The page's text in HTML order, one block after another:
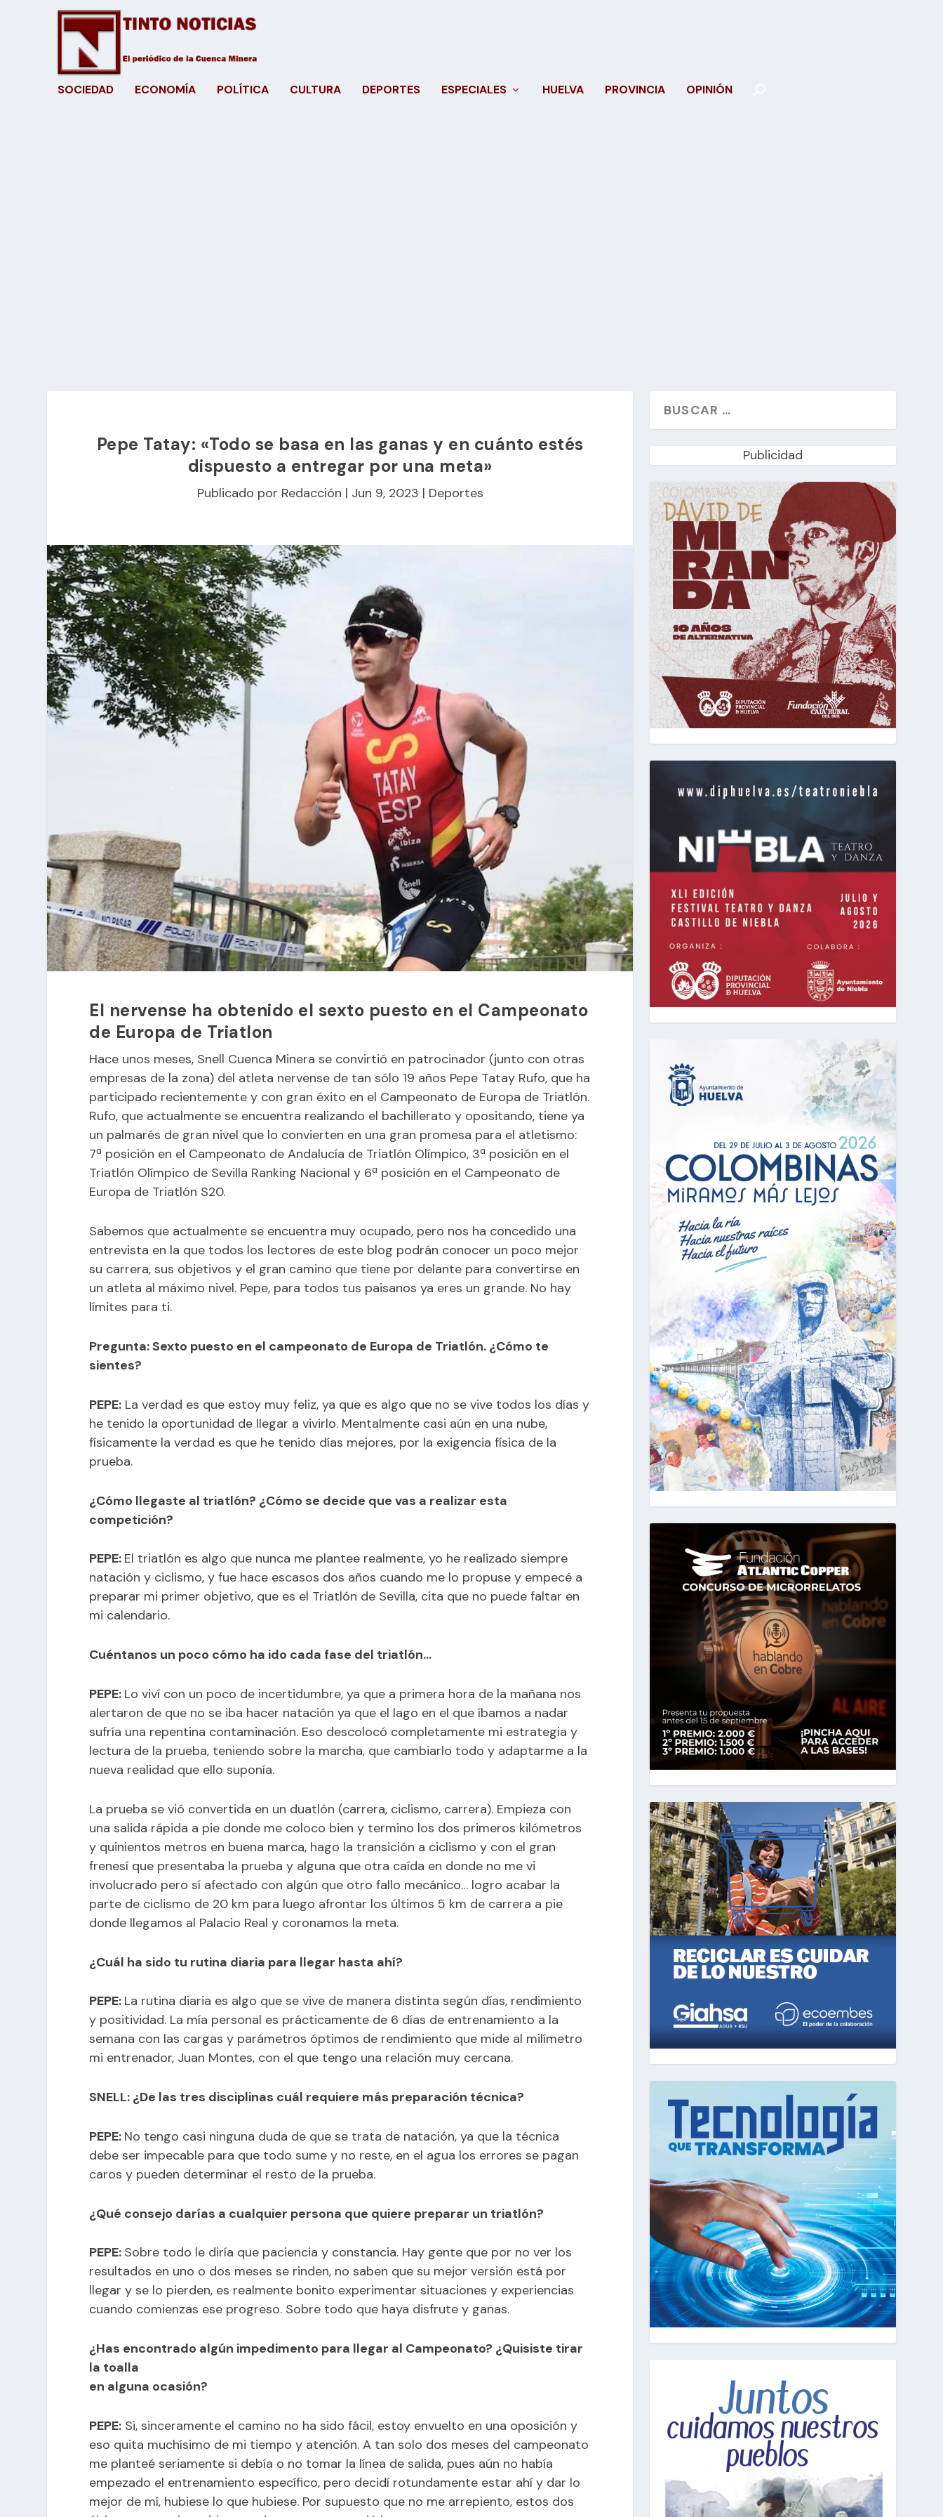
SOCIEDAD ECONOMÍA POLÍTICA CULTURA DEPORTES ESPECIALES HUELVA PROVINCIA OPINIÓN
Pepe Tatay: «Todo se basa en las ganas y en cuánto estés
dispuesto a entregar por una meta»
Publicado por Redacción | Jun 9, 2023 | Deportes
El nervense ha obtenido el sexto puesto en el Campeonato
de Europa de Triatlon
Hace unos meses, Snell Cuenca Minera se convirtió en patrocinador (junto con otras
empresas de la zona) del atleta nervense de tan sólo 19 años Pepe Tatay Rufo, que ha
participado recientemente y con gran éxito en el Campeonato de Europa de Triatlón.
Rufo, que actualmente se encuentra realizando el bachillerato y opositando, tiene ya
un palmarés de gran nivel que lo convierten en una gran promesa para el atletismo:
7ª posición en el Campeonato de Andalucía de Triatlón Olímpico, 3ª posición en el
Triatlón Olímpico de Sevilla Ranking Nacional y 6ª posición en el Campeonato de
Europa de Triatlón S20.
Sabemos que actualmente se encuentra muy ocupado, pero nos ha concedido una
entrevista en la que todos los lectores de este blog podrán conocer un poco mejor
su carrera, sus objetivos y el gran camino que tiene por delante para convertirse en
un atleta al máximo nivel. Pepe, para todos tus paisanos ya eres un grande. No hay
límites para ti.
Pregunta: Sexto puesto en el campeonato de Europa de Triatlón. ¿Cómo te
sientes?
PEPE: La verdad es que estoy muy feliz, ya que es algo que no se vive todos los días y
he tenido la oportunidad de llegar a vivirlo. Mentalmente casi aún en una nube,
físicamente la verdad es que he tenido días mejores, por la exigencia física de la
prueba.
¿Cómo llegaste al triatlón? ¿Cómo se decide que vas a realizar esta
competición?
PEPE: El triatlón es algo que nunca me plantee realmente, yo he realizado siempre
natación y ciclismo, y fue hace escasos dos años cuando me lo propuse y empecé a
preparar mi primer objetivo, que es el Triatlón de Sevilla, cita que no puede faltar en
mi calendario.
Cuéntanos un poco cómo ha ido cada fase del triatlón…
PEPE: Lo viví con un poco de incertidumbre, ya que a primera hora de la mañana nos
alertaron de que no se iba hacer natación ya que el lago en el que íbamos a nadar
sufría una repentina contaminación. Eso descolocó completamente mi estrategia y
lectura de la prueba, teniendo sobre la marcha, que cambiarlo todo y adaptarme a la
nueva realidad que ello suponía.
La prueba se vió convertida en un duatlón (carrera, ciclismo, carrera). Empieza con
una salida rápida a pie donde me coloco bien y termino los dos primeros kilómetros
y quinientos metros en buena marca, hago la transición a ciclismo y con el gran
frenesí que presentaba la prueba y alguna que otra caída en donde no me vi
involucrado pero sí afectado con algún que otro fallo mecánico… logro acabar la
parte de ciclismo de 20 km para luego afrontar los últimos 5 km de carrera a pie
donde llegamos al Palacio Real y coronamos la meta.
¿Cuál ha sido tu rutina diaria para llegar hasta ahí?
PEPE: La rutina diaria es algo que se vive de manera distinta según días, rendimiento
y positividad. La mía personal es prácticamente de 6 días de entrenamiento a la
semana con las cargas y parámetros óptimos de rendimiento que mide al milímetro
mi entrenador, Juan Montes, con el que tengo una relación muy cercana.
SNELL: ¿De las tres disciplinas cuál requiere más preparación técnica?
PEPE: No tengo casi ninguna duda de que se trata de natación, ya que la técnica
debe ser impecable para que todo sume y no reste, en el agua los errores se pagan
caros y pueden determinar el resto de la prueba.
¿Qué consejo darías a cualquier persona que quiere preparar un triatlón?
PEPE: Sobre todo le diría que paciencia y constancia. Hay gente que por no ver los
resultados en uno o dos meses se rinden, no saben que su mejor versión está por
llegar y se lo pierden, es realmente bonito experimentar situaciones y experiencias
cuando comienzas ese progreso. Sobre todo que haya disfrute y ganas.
¿Has encontrado algún impedimento para llegar al Campeonato? ¿Quisiste tirar
la toalla
en alguna ocasión?
PEPE: Si, sinceramente el camino no ha sido fácil, estoy envuelto en una oposición y
eso quita muchísimo de mi tiempo y atención. A tan solo dos meses del campeonato
me planteé seriamente si debía o no tomar la línea de salida, pues aún no había
empezado el entrenamiento específico, pero decidí rotundamente estar ahí y dar lo
mejor de mí, hubiese lo que hubiese. Por supuesto que no me arrepiento, estos dos
Publicidad